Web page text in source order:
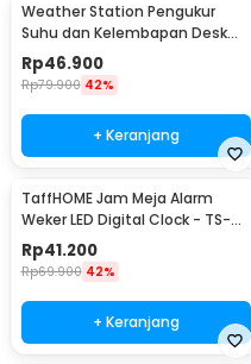
Weather Station Pengukur
Suhu dan Kelembapan Desk
Jam Alarm - 3210
Rp46.900
Rp79.900 42%
+ Keranjang
TaffHOME Jam Meja Alarm
Weker LED Digital Clock - TS-
S60-W
Rp41.200
Rp69.900 42%
+ Keranjang